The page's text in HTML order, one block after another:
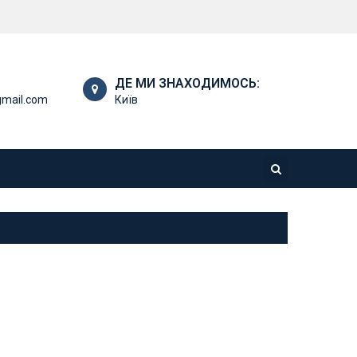
ДЕ МИ ЗНАХОДИМОСЬ:
Київ